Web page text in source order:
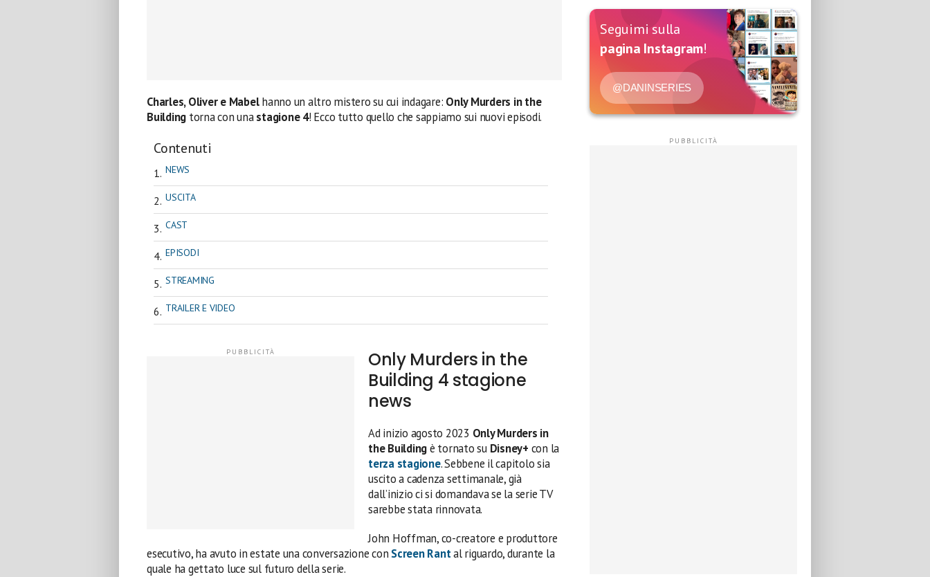
Charles, Oliver e Mabelhanno un altro mistero su cui indagare: Only Murders in the
Building torna con unastagione 4! Ecco tutto quello che sappiamo sui nuovi episodi.
Contenuti
NEWS
USCITA
CAST
EPISODI
STREAMING
TRAILER E VIDEO
Only Murders in the
Building 4 stagione
news
Ad inizio agosto 2023 Only Murders in
the Buildingè tornato su Disney+ con la
terza stagione. Sebbene il capitolo sia
uscito a cadenza settimanale, già
dall’inizio ci si domandava se la serie TV
sarebbe stata rinnovata.
John Hoffman, co-creatore e produttore
esecutivo, ha avuto in estate una conversazione con Screen Rantal riguardo, durante la
quale ha gettato luce sul futuro della serie.
Seguimi sulla
pagina Instagram!
@DANINSERIES